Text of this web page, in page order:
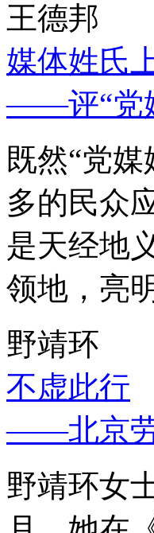
王德邦
媒体姓氏
——评“党
既然“党
多的民众
是天经地
领地，亮
野靖环
不虚此行
——北京劳
野靖环女